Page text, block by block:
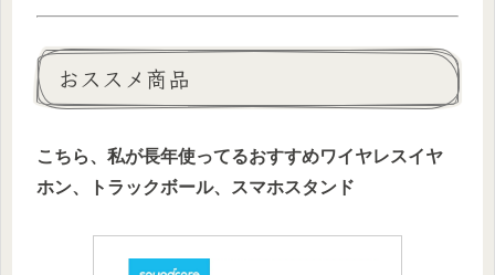
おススメ商品
こちら、私が長年使ってるおすすめワイヤレスイヤ
ホン、トラックボール、スマホスタンド